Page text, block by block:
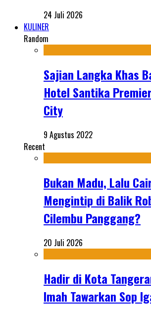
24 Juli 2026
KULINER
Random
Sajian Langka Khas
Hotel Santika
City
9 Agustus 2022
Recent
Bukan Madu, Lalu
Mengintip di Balik
Cilembu Panggang?
20 Juli 2026
Hadir di Kota
Imah Tawarkan Sop